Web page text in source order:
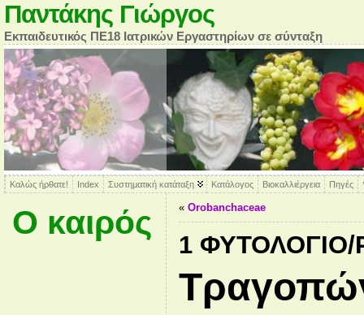
Παντάκης Γιώργος
Εκπαιδευτικός ΠΕ18 Ιατρικών Εργαστηρίων σε σύνταξη
Καλώς ήρθατε! Index Συστηματική κατάταξη Κατάλογος Βιοκαλλιέργεια Πηγές
Ο καιρός « Οrobanchaceae
1 ΦΥΤΟΛΌΓΙΟ/